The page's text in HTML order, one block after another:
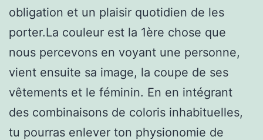
obligation et un plaisir quotidien de les
porter.La couleur est la 1ère chose que
nous percevons en voyant une personne,
vient ensuite sa image, la coupe de ses
vêtements et le féminin. En en intégrant
des combinaisons de coloris inhabituelles,
tu pourras enlever ton physionomie de